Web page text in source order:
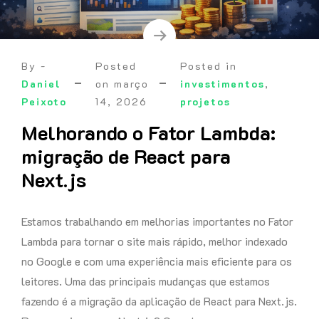
By -
Daniel
Peixoto
Posted
on março
14, 2026
Posted in
investimentos,
projetos
Melhorando o Fator Lambda:
migração de React para
Next.js
Estamos trabalhando em melhorias importantes no Fator
Lambda para tornar o site mais rápido, melhor indexado
no Google e com uma experiência mais eficiente para os
leitores. Uma das principais mudanças que estamos
fazendo é a migração da aplicação de React para Next.js.